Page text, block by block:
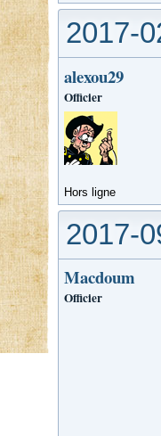
2017-
alexou29
Officier
Hors ligne
2017-
Macdoum
Officier